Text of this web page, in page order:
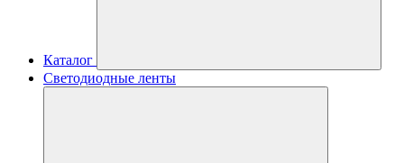
Каталог
Светодиодные ленты